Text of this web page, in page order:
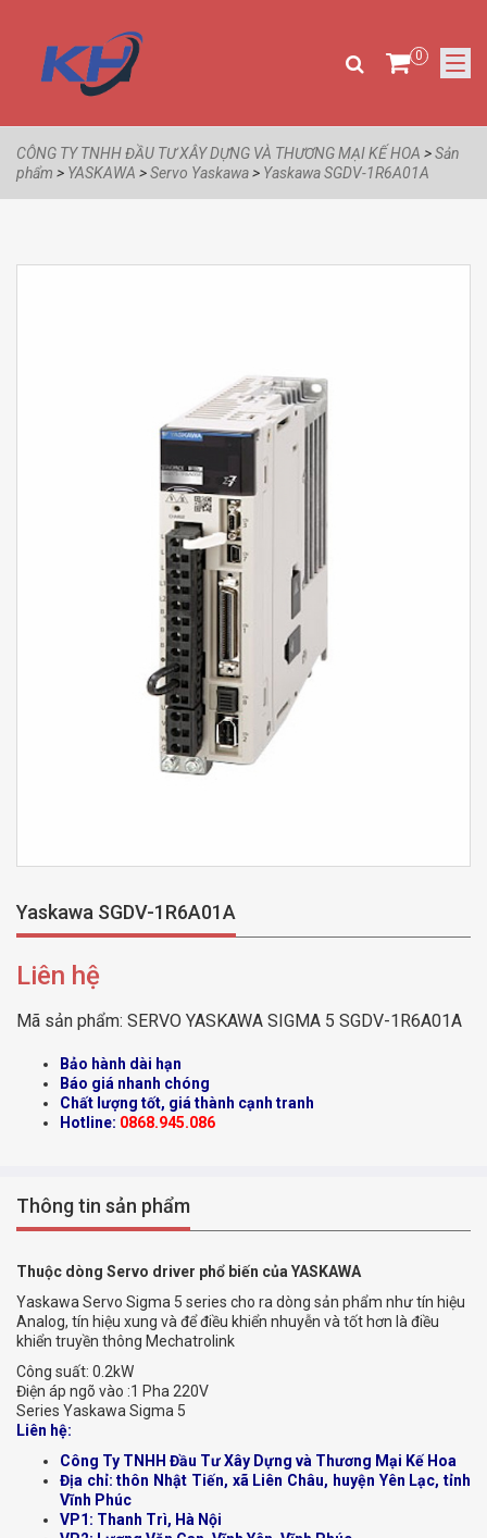
0
CÔNG TY TNHH ĐẦU TƯ XÂY DỰNG VÀ THƯƠNG MẠI KẾ HOA >Sản
phẩm > YASKAWA >Servo Yaskawa> Yaskawa SGDV-1R6A01A
Yaskawa SGDV-1R6A01A
Liên hệ
Mã sản phẩm: SERVO YASKAWA SIGMA 5 SGDV-1R6A01A
Bảo hành dài hạn
Báo giá nhanh chóng
Chất lượng tốt, giá thành cạnh tranh
Hotline: 0868.945.086
Thông tin sản phẩm
Thuộc dòng Servo driver phổ biến của YASKAWA
Yaskawa Servo Sigma 5 series cho ra dòng sản phẩm như tín hiệu
Analog, tín hiệu xung và để điều khiển nhuyễn và tốt hơn là điều
khiển truyền thông Mechatrolink
Công suất: 0.2kW
Điện áp ngõ vào :1 Pha 220V
Series Yaskawa Sigma 5
Liên hệ:
Công Ty TNHH Đầu Tư Xây Dựng và Thương Mại Kế Hoa
Địa chỉ: thôn Nhật Tiến, xã Liên Châu, huyện Yên Lạc, tỉnh
Vĩnh Phúc
VP1: Thanh Trì, Hà Nội